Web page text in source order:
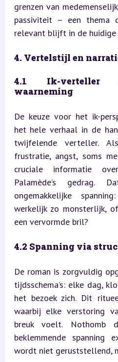
grenzen van
passiviteit – een thema
relevant blijft in de huidige
4. Vertelstijl en
4.1 Ik-verteller
waarneming
De keuze voor het ik-
het hele verhaal in de
twijfelende verteller.
frustratie, angst, soms
cruciale informatie
Palamède’s gedrag.
ongemakkelijke
werkelijk zo monsterlijk,
een vervormde bril?
4.2 Spanning via
De roman is zorgvuldig
tijdsschema’s: elke dag,
het bezoek zich. Dit
waarbij elke verstoring
breuk voelt. Nothomb
beklemmende spanning
wordt niet geruststellend,